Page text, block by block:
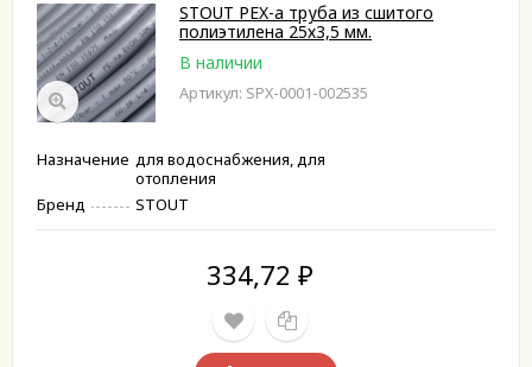
STOUT PEX-a труба из сшитого
полиэтилена 25х3,5 мм.
В наличии
Артикул: SPX-0001-002535
Назначение для водоснабжения, для
отопления
Бренд
STOUT
334,72 ₽